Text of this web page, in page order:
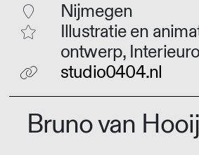
Nijmegen
Illustratie en
ontwerp,
studio0404.nl
Bruno van